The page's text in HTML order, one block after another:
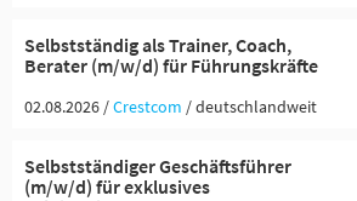
Selbstständig als Trainer, Coach,
Berater (m/w/d) für Führungskräfte
02.08.2026 /Crestcom / deutschlandweit
Selbstständiger Geschäftsführer
(m/w/d) für exklusives